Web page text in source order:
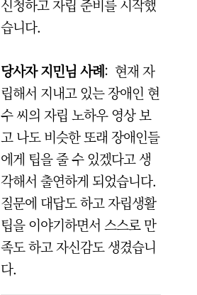
신청하고 자립 준비를 시작했
습니다.
당사자 지민님 사례: 현재 자
립해서 지내고 있는 장애인 현
수 씨의 자립 노하우 영상 보
고 나도 비슷한 또래 장애인들
에게 팁을 줄 수 있겠다고 생
각해서 출연하게 되었습니다.
질문에 대답도 하고 자립생활
팁을 이야기하면서 스스로 만
족도 하고 자신감도 생겼습니
다.